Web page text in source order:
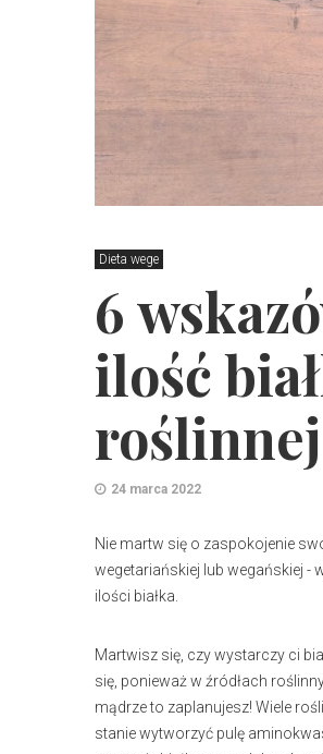
Dieta wege
6
ilość
roślinnej
24 marca 2022
Nie martw się o zaspokojenie
wegetariańskiej lub wegańskiej
ilości białka.
Martwisz się, czy wystarczy ci
się, ponieważ w źródłach
mądrze to zaplanujesz! Wiele
stanie wytworzyć pulę